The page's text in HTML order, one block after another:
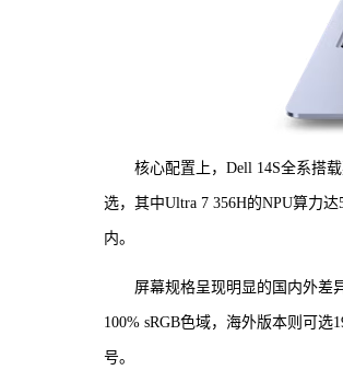
核心配置上，Dell 14S全系搭
选，其中Ultra 7 356H的NPU算力
内。
屏幕规格呈现明显的国内外差
100% sRGB色域，海外版本则可
号。